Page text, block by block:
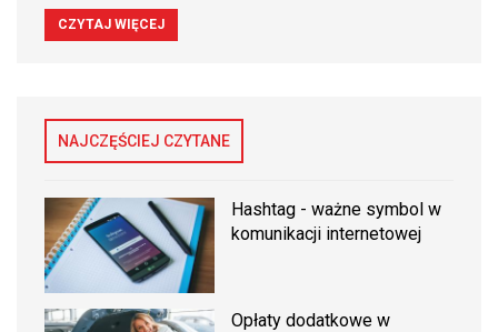
CZYTAJ WIĘCEJ
NAJCZĘŚCIEJ CZYTANE
Hashtag - ważne symbol w
komunikacji internetowej
Opłaty dodatkowe w